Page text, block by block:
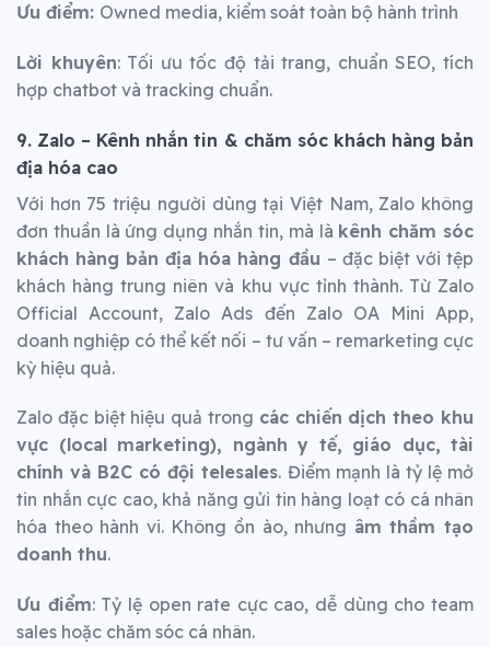
Ưu điểm: Owned media, kiểm soát toàn bộ hành trình
Lời khuyên: Tối ưu tốc độ tải trang, chuẩn SEO, tích
hợp chatbot và tracking chuẩn.
9. Zalo – Kênh nhắn tin & chăm sóc khách hàng bản
địa hóa cao
Với hơn 75 triệu người dùng tại Việt Nam, Zalo không
đơn thuần là ứng dụng nhắn tin, mà là kênh chăm sóc
khách hàng bản địa hóa hàng đầu – đặc biệt với tệp
khách hàng trung niên và khu vực tỉnh thành. Từ Zalo
Official Account, Zalo Ads đến Zalo OA Mini App,
doanh nghiệp có thể kết nối – tư vấn – remarketing cực
kỳ hiệu quả.
Zalo đặc biệt hiệu quả trong các chiến dịch theo khu
vực (local marketing), ngành y tế, giáo dục, tài
chính và B2C có đội telesales. Điểm mạnh là tỷ lệ mở
tin nhắn cực cao, khả năng gửi tin hàng loạt có cá nhân
hóa theo hành vi. Không ồn ào, nhưng âm thầm tạo
doanh thu.
Ưu điểm: Tỷ lệ open rate cực cao, dễ dùng cho team
sales hoặc chăm sóc cá nhân.